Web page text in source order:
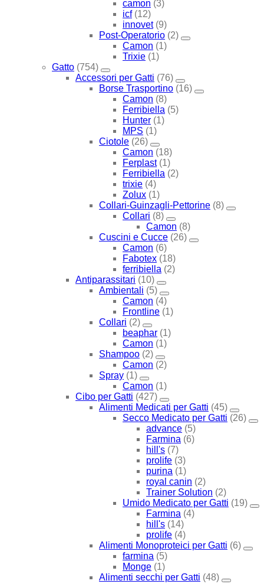
camon (3)
icf (12)
innovet (9)
Post-Operatorio (2)
Camon (1)
Trixie (1)
Gatto (754)
Accessori per Gatti (76)
Borse Trasportino (16)
Camon (8)
Ferribiella (5)
Hunter (1)
MPS (1)
Ciotole (26)
Camon (18)
Ferplast (1)
Ferribiella (2)
trixie (4)
Zolux (1)
Collari-Guinzagli-Pettorine (8)
Collari (8)
Camon (8)
Cuscini e Cucce (26)
Camon (6)
Fabotex (18)
ferribiella (2)
Antiparassitari (10)
Ambientali (5)
Camon (4)
Frontline (1)
Collari (2)
beaphar (1)
Camon (1)
Shampoo (2)
Camon (2)
Spray (1)
Camon (1)
Cibo per Gatti (427)
Alimenti Medicati per Gatti (45)
Secco Medicato per Gatti (26)
advance (5)
Farmina (6)
hill's (7)
prolife (3)
purina (1)
royal canin (2)
Trainer Solution (2)
Umido Medicato per Gatti (19)
Farmina (4)
hill's (14)
prolife (4)
Alimenti Monoproteici per Gatti (6)
farmina (5)
Monge (1)
Alimenti secchi per Gatti (48)